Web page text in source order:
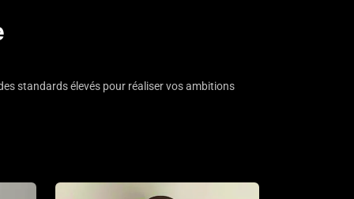
standards élevés pour réaliser vos ambitions